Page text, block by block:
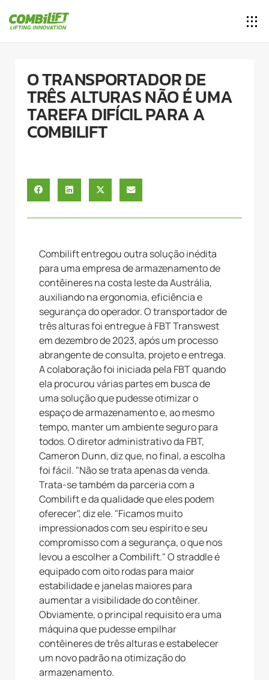
O TRANSPORTADOR DE
TRÊS ALTURAS NÃO É UMA
TAREFA DIFÍCIL PARA A
COMBILIFT
Combilift entregou outra solução inédita
para uma empresa de armazenamento de
contêineres na costa leste da Austrália,
auxiliando na ergonomia, eficiência e
segurança do operador. O transportador de
três alturas foi entregue à FBT Transwest
em dezembro de 2023, após um processo
abrangente de consulta, projeto e entrega.
A colaboração foi iniciada pela FBT quando
ela procurou várias partes em busca de
uma solução que pudesse otimizar o
espaço de armazenamento e, ao mesmo
tempo, manter um ambiente seguro para
todos. O diretor administrativo da FBT,
Cameron Dunn, diz que, no final, a escolha
foi fácil. "Não se trata apenas da venda.
Trata-se também da parceria com a
Combilift e da qualidade que eles podem
oferecer", diz ele. "Ficamos muito
impressionados com seu espírito e seu
compromisso com a segurança, o que nos
levou a escolher a Combilift." O straddle é
equipado com oito rodas para maior
estabilidade e janelas maiores para
aumentar a visibilidade do contêiner.
Obviamente, o principal requisito era uma
máquina que pudesse empilhar
contêineres de três alturas e estabelecer
um novo padrão na otimização do
armazenamento.